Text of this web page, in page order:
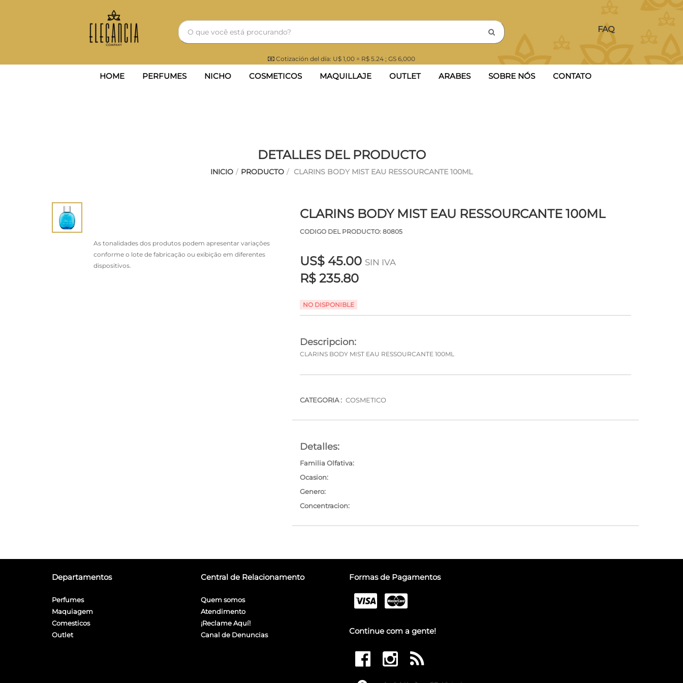
FAQ
Cotización del día: U$ 1,00 = R$ 5.24 ; GS 6,000
HOME PERFUMES NICHO COSMETICOS MAQUILLAJE OUTLET ARABES SOBRE NÓS CONTATO
DETALLES DEL PRODUCTO
INICIO / PRODUCTO / CLARINS BODY MIST EAU RESSOURCANTE 100ML
As tonalidades dos produtos podem apresentar variações
conforme o lote de fabricação ou exibição em diferentes
dispositivos.
CLARINS BODY MIST EAU RESSOURCANTE 100ML
CODIGO DEL PRODUCTO: 80805
US$45.00 SIN IVA
R$ 235.80
NO DISPONIBLE
Descripcion:
CLARINS BODY MIST EAU RESSOURCANTE 100ML
CATEGORIA : COSMETICO
Detalles:
Familia Olfativa:
Ocasion:
Genero:
Concentracion:
Departamentos
Perfumes
Maquiagem
Comesticos
Outlet
Central de Relacionamento
Quem somos
Atendimento
¡Reclame Aquí!
Canal de Denuncias
Formas de Pagamentos
Continue com a gente!